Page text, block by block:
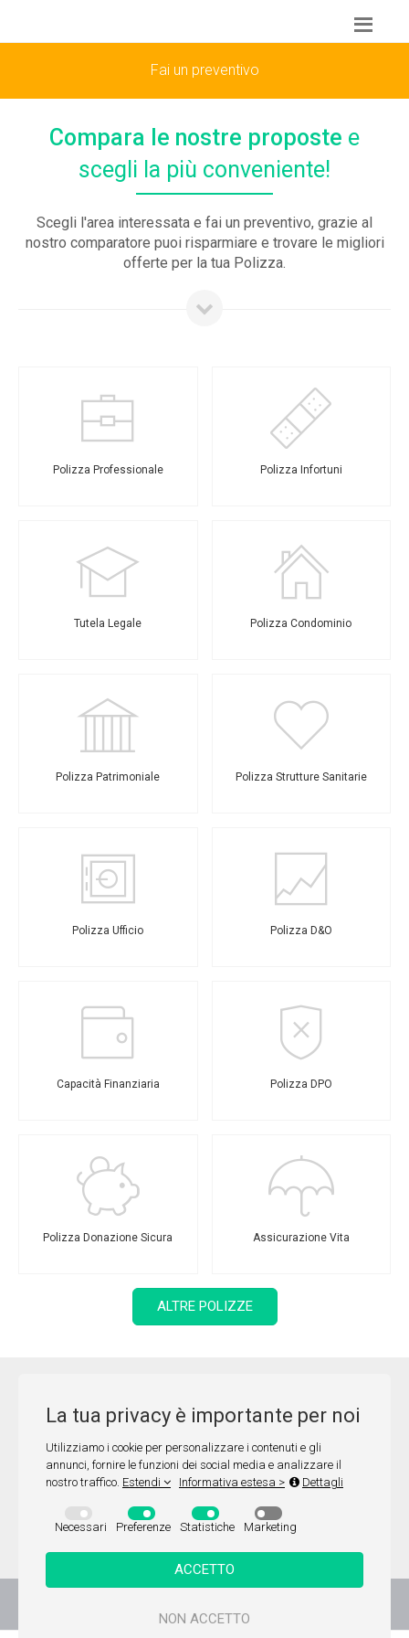
La tua privacy è importante per noi
Utilizziamo i cookie per personalizzare i contenuti e gli
annunci, fornire le funzioni dei social media e analizzare il
nostro traffico. Estendi Informativa estesa > Dettagli
Necessari Preferenze Statistiche Marketing
ACCETTO
NON ACCETTO
Fai un preventivo
Compara le nostre proposte e
scegli la più conveniente!
Scegli l'area interessata e fai un preventivo, grazie al
nostro comparatore puoi risparmiare e trovare le migliori
offerte per la tua Polizza.
Polizza Professionale Polizza Infortuni
Tutela Legale Polizza Condominio
Polizza Patrimoniale Polizza Strutture Sanitarie
Polizza Ufficio Polizza D&O
Capacità Finanziaria Polizza DPO
Polizza Donazione Sicura Assicurazione Vita
ALTRE POLIZZE
Via Portasalza, 35 - 85100 Potenza (PZ) - Tel: 09711680012 - Fax:
09711920008 - E-mail:
info@smartinsuring.it
Iscriz. IVASS RUI sez. A N.A000672321 - REA: PZ206628 - P.iva:
02090170768
Autorità competente alla vigilanza sull'attività: IVASS Via del Quirinale, 21 -
00187 Roma.
Informativa privacy